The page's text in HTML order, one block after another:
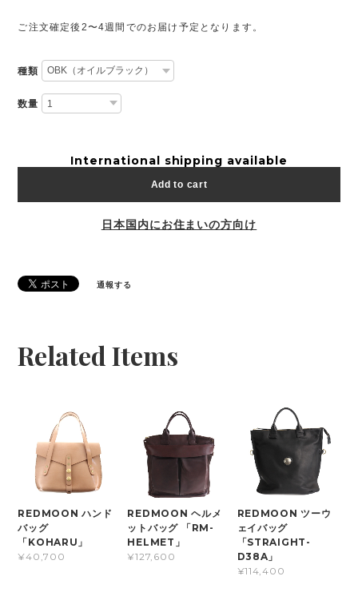
ご注文確定後2〜4週間でのお届け予定となります。
種類
数量
International shipping available
Add to cart
日本国内にお住まいの方向け
通報する
Related Items
REDMOON ハンド
バッグ
「KOHARU」
¥40,700
REDMOON ヘルメ
ットバッグ 「RM-
HELMET」
¥127,600
REDMOON ツーウ
ェイバッグ
「STRAIGHT-
D38A」
¥114,400